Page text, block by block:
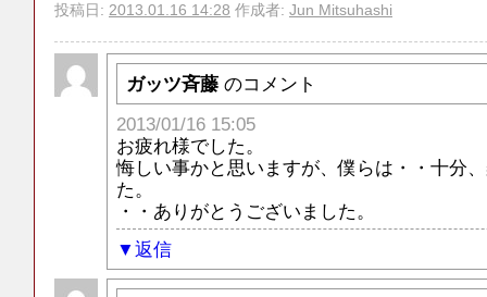
投稿日: 2013.01.16 14:28 作成者: Jun Mitsuhashi
ガッツ斉藤 のコメント
2013/01/16 15:05
お疲れ様でした。
悔しい事かと思いますが、僕らは・・十分
た。
・・ありがとうございました。
返信